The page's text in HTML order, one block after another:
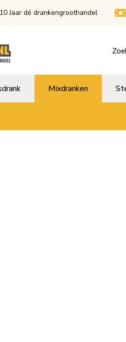
Jaar dé drankengroothandel
Mixdranken